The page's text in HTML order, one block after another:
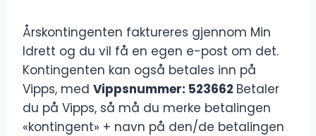
Årskontingenten faktureres gjennom Min
Idrett og du vil få en egen e-post om det.
Kontingenten kan også betales inn på
Vipps, med Vippsnummer: 523662 Betaler
du på Vipps, så må du merke betalingen
«kontingent» + navn på den/de betalingen